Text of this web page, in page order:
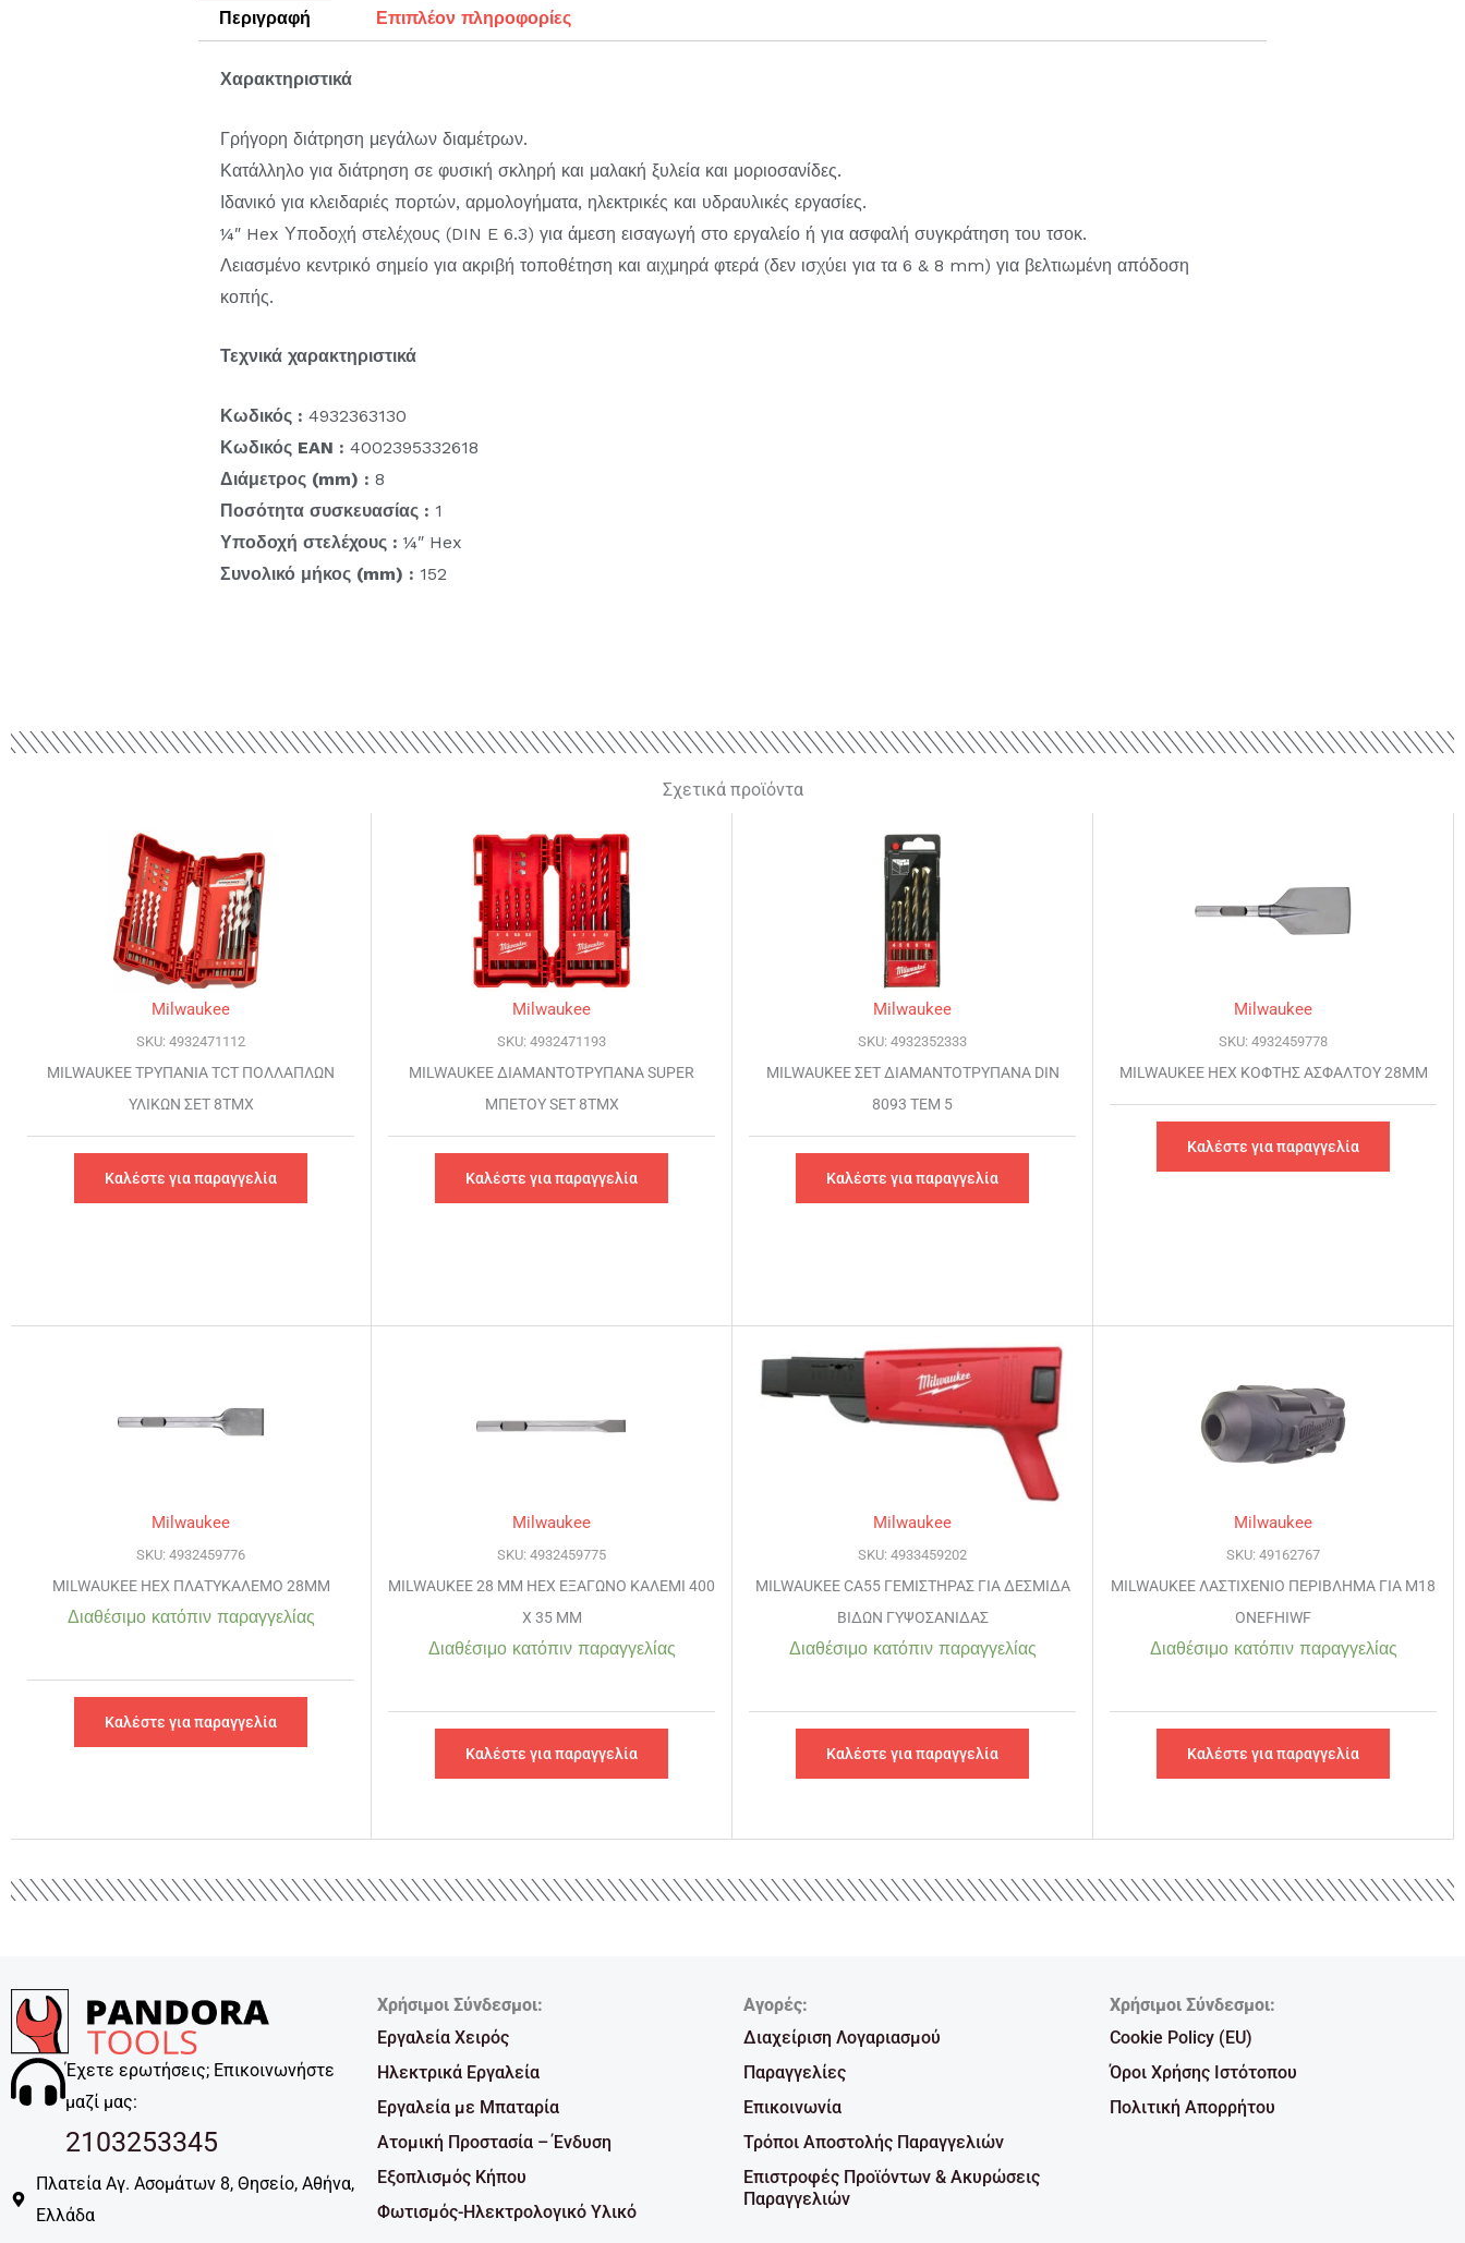
Περιγραφή Επιπλέον πληροφορίες
Χαρακτηριστικά
Γρήγορη διάτρηση μεγάλων διαμέτρων.
Κατάλληλο για διάτρηση σε φυσική σκληρή και μαλακή ξυλεία και μοριοσανίδες.
Ιδανικό για κλειδαριές πορτών, αρμολογήματα, ηλεκτρικές και υδραυλικές εργασίες.
¼″ Hex Υποδοχή στελέχους (DIN E 6.3) για άμεση εισαγωγή στο εργαλείο ή για ασφαλή συγκράτηση του τσοκ.
Λειασμένο κεντρικό σημείο για ακριβή τοποθέτηση και αιχμηρά φτερά (δεν ισχύει για τα 6 & 8 mm) για βελτιωμένη απόδοση
κοπής.
Τεχνικά χαρακτηριστικά
Κωδικός : 4932363130
Κωδικός EAN : 4002395332618
Διάμετρος (mm) : 8
Ποσότητα συσκευασίας : 1
Υποδοχή στελέχους : ¼″ Hex
Συνολικό μήκος (mm) : 152
Σχετικά προϊόντα
Milwaukee
SKU: 4932471112
MILWAUKEE ΤΡΥΠΑΝΙΑ TCT ΠΟΛΛΑΠΛΩΝ
ΥΛΙΚΩΝ ΣΕΤ 8ΤΜΧ
Καλέστε για παραγγελία
Milwaukee
SKU: 4932471193
MILWAUKEE ΔΙΑΜΑΝΤΟΤΡΥΠΑΝΑ SUPER
ΜΠΕΤΟΥ SET 8TMX
Καλέστε για παραγγελία
Milwaukee
SKU: 4932352333
MILWAUKEE ΣΕΤ ΔΙΑΜΑΝΤΟΤΡΥΠΑΝΑ DIN
8093 ΤΕΜ 5
Καλέστε για παραγγελία
Milwaukee
SKU: 4932459778
MILWAUKEE HEX ΚΟΦΤΗΣ ΑΣΦΑΛΤΟΥ 28MM
Καλέστε για παραγγελία
Milwaukee
SKU: 4932459776
MILWAUKEE HEX ΠΛΑΤΥΚΑΛΕΜΟ 28MM
Διαθέσιμο κατόπιν παραγγελίας
Καλέστε για παραγγελία
Milwaukee
SKU: 4932459775
MILWAUKEE 28 MM HEX ΕΞΑΓΩΝΟ ΚΑΛΕΜΙ 400
Χ 35 MM
Διαθέσιμο κατόπιν παραγγελίας
Καλέστε για παραγγελία
Milwaukee
SKU: 4933459202
MILWAUKEE CA55 ΓΕΜΙΣΤΗΡΑΣ ΓΙΑ ΔΕΣΜΙΔΑ
ΒΙΔΩΝ ΓΥΨΟΣΑΝΙΔΑΣ
Διαθέσιμο κατόπιν παραγγελίας
Καλέστε για παραγγελία
Milwaukee
SKU: 49162767
MILWAUKEE ΛΑΣΤΙΧΕΝΙΟ ΠΕΡΙΒΛΗΜΑ ΓΙΑ M18
ONEFHIWF
Διαθέσιμο κατόπιν παραγγελίας
Καλέστε για παραγγελία
Έχετε ερωτήσεις; Επικοινωνήστε
μαζί μας:
2103253345
Πλατεία Αγ. Ασομάτων 8, Θησείο, Αθήνα,
Ελλάδα
Χρήσιμοι Σύνδεσμοι:
Εργαλεία Χειρός
Ηλεκτρικά Εργαλεία
Εργαλεία με Μπαταρία
Ατομική Προστασία – Ένδυση
Εξοπλισμός Κήπου
Φωτισμός-Ηλεκτρολογικό Υλικό
Αγορές:
Διαχείριση Λογαριασμού
Παραγγελίες
Επικοινωνία
Τρόποι Αποστολής Παραγγελιών
Επιστροφές Προϊόντων & Ακυρώσεις
Παραγγελιών
Χρήσιμοι Σύνδεσμοι:
Cookie Policy (EU)
Όροι Χρήσης Ιστότοπου
Πολιτική Απορρήτου